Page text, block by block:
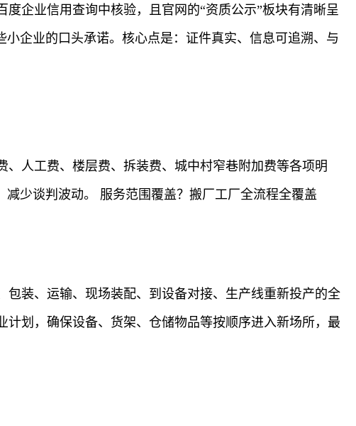
企业信用查询中核验，且官网的“资质公示”板块有清晰呈
企业的口头承诺。核心点是：证件真实、信息可追溯、与
人工费、楼层费、拆装费、城中村窄巷附加费等各项明
少谈判波动。 服务范围覆盖？搬厂工厂全流程全覆盖
装、运输、现场装配、到设备对接、生产线重新投产的全
划，确保设备、货架、仓储物品等按顺序进入新场所，最